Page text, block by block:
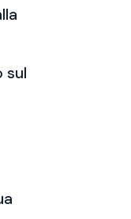
sul